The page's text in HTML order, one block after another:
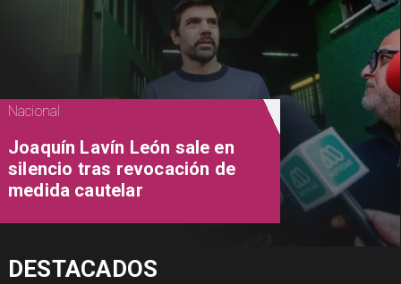
Nacional
Joaquín Lavín León sale en
silencio tras revocación de
medida cautelar
DESTACADOS